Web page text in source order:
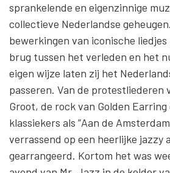
sprankelende en eigenzinnige
collectieve Nederlandse
bewerkingen van iconische
brug tussen het verleden en het
eigen wijze laten zij het
passeren. Van de protestliederen
Groot, de rock van Golden
klassiekers als ”Aan de
verrassend op een heerlijke jazzy
gearrangeerd. Kortom het was